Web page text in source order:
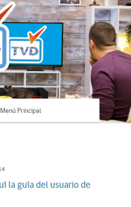
Menú Principal
la guía del usuario de